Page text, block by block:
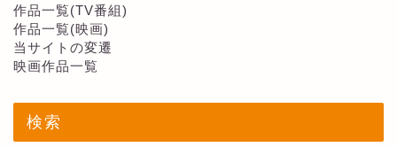
作品一覧(TV番組)
作品一覧(映画)
当サイトの変遷
映画作品一覧
検索